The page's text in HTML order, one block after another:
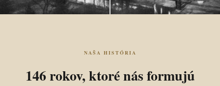
NAŠA HISTÓRIA
146 rokov, ktoré nás formujú